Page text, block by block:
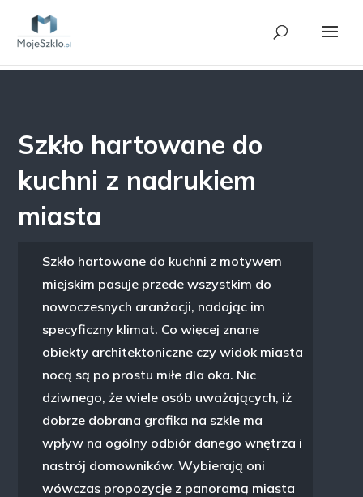
Szkło hartowane do
kuchni z nadrukiem
miasta
Szkło hartowane do kuchni z motywem
miejskim pasuje przede wszystkim do
nowoczesnych aranżacji, nadając im
specyficzny klimat. Co więcej znane
obiekty architektoniczne czy widok miasta
nocą są po prostu miłe dla oka. Nic
dziwnego, że wiele osób uważających, iż
dobrze dobrana grafika na szkle ma
wpływ na ogólny odbiór danego wnętrza i
nastrój domowników. Wybierają oni
wówczas propozycje z panoramą miasta